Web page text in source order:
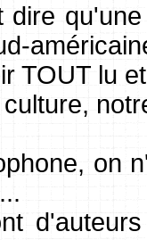
dire
TOUT lu
on